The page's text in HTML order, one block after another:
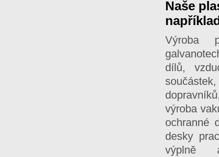
Naše
Výroba
dílů,
výroba
ochranné
desky
výplně